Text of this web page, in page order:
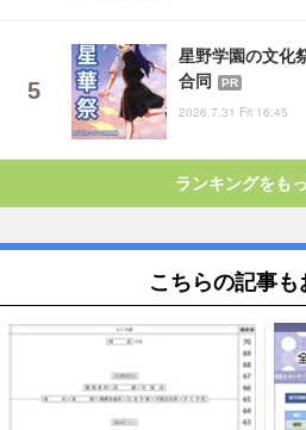
星野学園の文化
合同
PR
2026.7.31 Fri 16:45
ランキングをも
こちらの記事も